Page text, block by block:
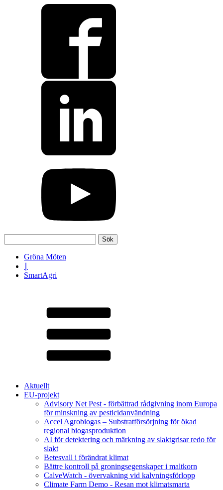
efter:
Gröna Möten
SmartAgri
Aktuellt
EU-projekt
Advisory Net Pest - förbättrad rådgivning inom Europa
för minskning av pesticidanvändning
Accel Agrobiogas – Substratförsörjning för ökad
regional biogasproduktion
AI för detektering och märkning av slaktgrisar redo för
slakt
Betesvall i förändrat klimat
Bättre kontroll på groningsegenskaper i maltkorn
CalveWatch - övervakning vid kalvningsförlopp
Climate Farm Demo - Resan mot klimatsmarta